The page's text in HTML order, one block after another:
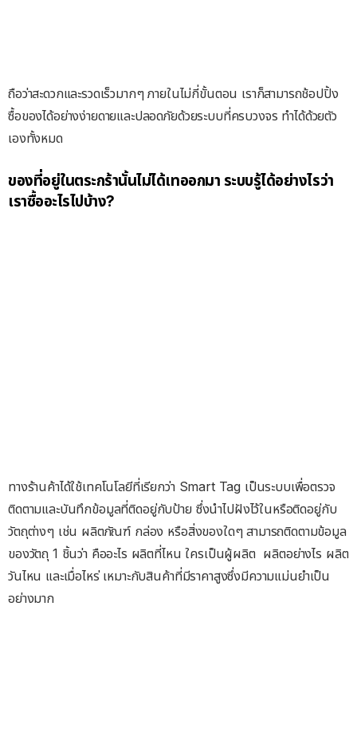
ถือว่าสะดวกและรวดเร็วมากๆ ภายในไม่กี่ขั้นตอน เราก็สามารถช้อปปิ้ง
ซื้อของได้อย่างง่ายดายและปลอดภัยด้วยระบบที่ครบวงจร ทำได้ด้วยตัว
เองทั้งหมด
ของที่อยู่ในตระกร้านั้นไม่ได้เทออกมา ระบบรู้ได้อย่างไรว่า
เราซื้ออะไรไปบ้าง?
ทางร้านค้าได้ใช้เทคโนโลยีที่เรียกว่า Smart Tag เป็นระบบเพื่อตรวจ
ติดตามและบันทึกข้อมูลที่ติดอยู่กับป้าย ซึ่งนำไปฝังไว้ในหรือติดอยู่กับ
วัตถุต่างๆ เช่น ผลิตภัณฑ์ กล่อง หรือสิ่งของใดๆ สามารถติดตามข้อมูล
ของวัตถุ 1 ชิ้นว่า คืออะไร ผลิตที่ไหน ใครเป็นผู้ผลิต ผลิตอย่างไร ผลิต
วันไหน และเมื่อไหร่ เหมาะกับสินค้าที่มีราคาสูงซึ่งมีความแม่นยำเป็น
อย่างมาก